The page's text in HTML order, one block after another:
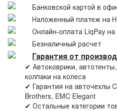
Банковской картой в
Наложенный платеж на
Онлайн-оплата LiqPay на
Безналичный расчет
Гарантия от
✔ Автоковрики,
колпаки на колеса
✔ Гарантия на авточехлы
Brothers, EMC Elegant
✔ Остальные категории